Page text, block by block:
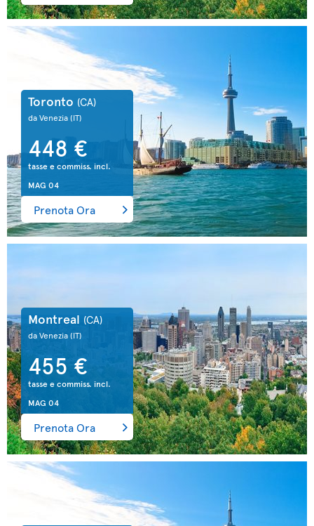
Toronto (CA)
da Venezia(IT)
448 €
tasse e commiss. incl.
MAG 04
Prenota Ora
Montreal (CA)
da Venezia(IT)
455 €
tasse e commiss. incl.
MAG 04
Prenota Ora